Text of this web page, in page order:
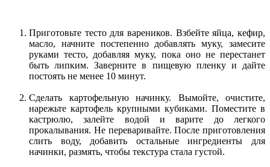
Приготовьте тесто для вареников. Взбейте яйца, кефир,
масло, начните постепенно добавлять муку, замесите
руками тесто, добавляя муку, пока оно не перестанет
быть липким. Заверните в пищевую пленку и дайте
постоять не менее 10 минут.
Сделать картофельную начинку. Вымойте, очистите,
нарежьте картофель крупными кубиками. Поместите в
кастрюлю, залейте водой и варите до легкого
прокалывания. Не переваривайте. После приготовления
слить воду, добавить остальные ингредиенты для
начинки, размять, чтобы текстура стала густой.